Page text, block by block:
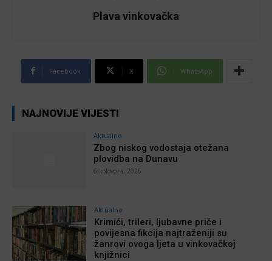
Plava vinkovačka
Facebook X WhatsApp
NAJNOVIJE VIJESTI
Aktualno
Zbog niskog vodostaja otežana
plovidba na Dunavu
6 kolovoza, 2026
Aktualno
Krimići, trileri, ljubavne priče i
povijesna fikcija najtraženiji su
žanrovi ovoga ljeta u vinkovačkoj
knjižnici